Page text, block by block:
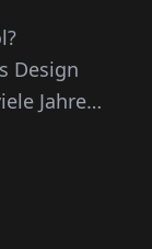
Design
Jahre